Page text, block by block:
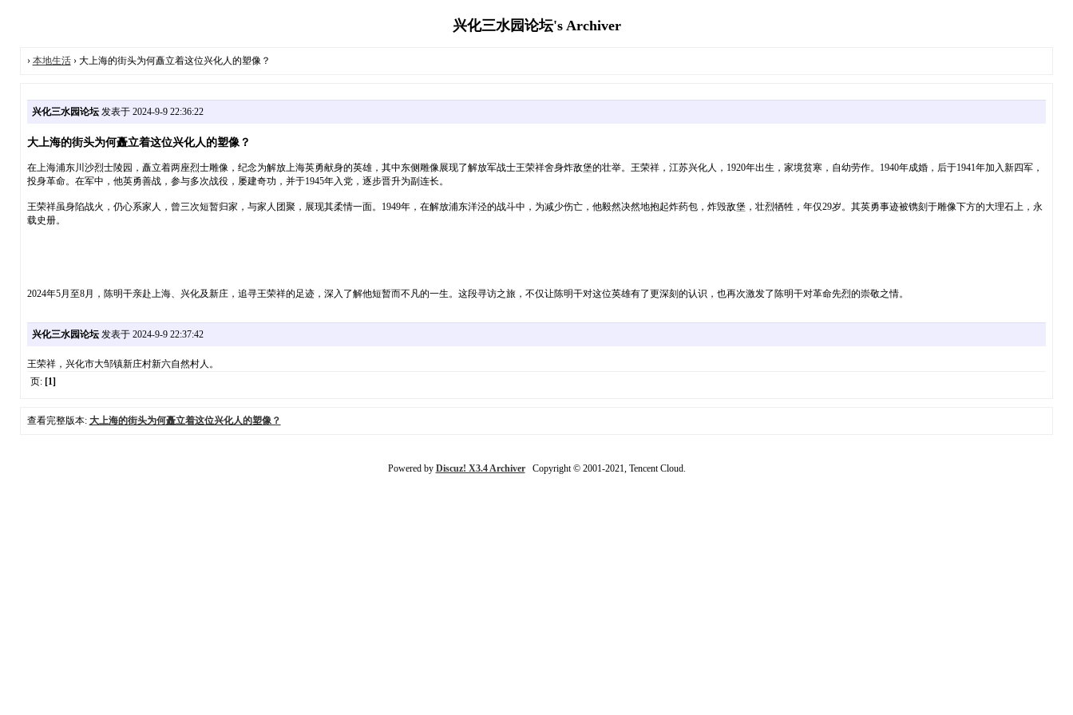
兴化三水园论坛's Archiver
› 本地生活› 大上海的街头为何矗立着这位兴化人的塑像？
兴化三水园论坛发表于 2024-9-9 22:36:22
大上海的街头为何矗立着这位兴化人的塑像？
在上海浦东川沙烈士陵园，矗立着两座烈士雕像，纪念为解放上海英勇献身的英雄，其中东侧雕像展现了解放军战士王荣祥舍身炸敌堡的壮举。王荣祥，江苏兴化人，1920年出生，家境贫寒，自幼劳作。1940年成婚，后于1941年加入新四军，
投身革命。在军中，他英勇善战，参与多次战役，屡建奇功，并于1945年入党，逐步晋升为副连长。
王荣祥虽身陷战火，仍心系家人，曾三次短暂归家，与家人团聚，展现其柔情一面。1949年，在解放浦东洋泾的战斗中，为减少伤亡，他毅然决然地抱起炸药包，炸毁敌堡，壮烈牺牲，年仅29岁。其英勇事迹被镌刻于雕像下方的大理石上，永
载史册。
2024年5月至8月，陈明干亲赴上海、兴化及新庄，追寻王荣祥的足迹，深入了解他短暂而不凡的一生。这段寻访之旅，不仅让陈明干对这位英雄有了更深刻的认识，也再次激发了陈明干对革命先烈的崇敬之情。
兴化三水园论坛发表于 2024-9-9 22:37:42
王荣祥，兴化市大邹镇新庄村新六自然村人。
页: [1]
查看完整版本: 大上海的街头为何矗立着这位兴化人的塑像？
Powered by Discuz! X3.4 ArchiverCopyright © 2001-2021, Tencent Cloud.